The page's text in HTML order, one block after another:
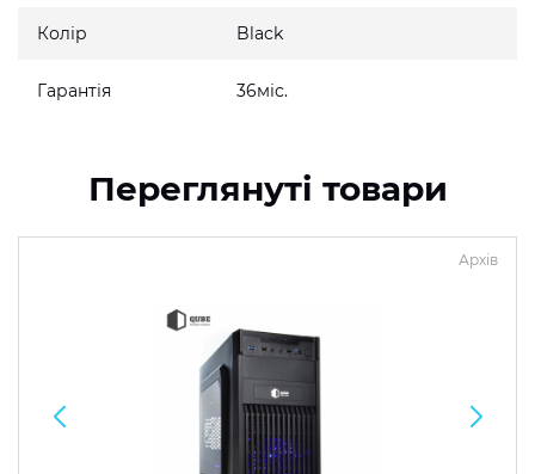
Колір Black
Гарантія 36міс.
Переглянуті товари
Архів